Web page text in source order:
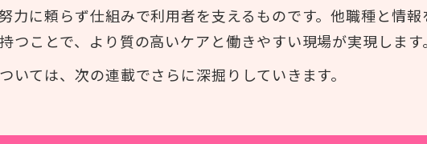
力に頼らず仕組みで利用者を支えるものです。他職種と情報
つことで、より質の高いケアと働きやすい現場が実現します。
ては、次の連載でさらに深掘りしていきます。